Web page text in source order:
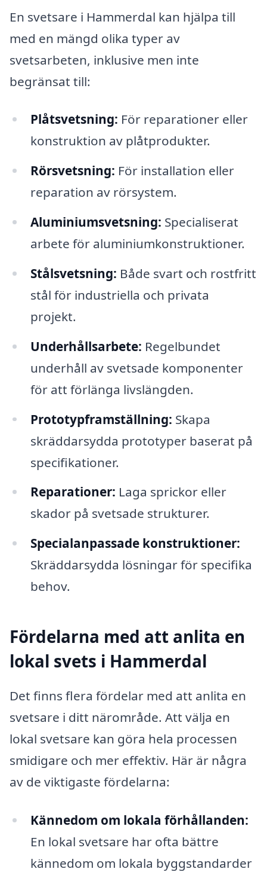
En svetsare i Hammerdal kan hjälpa till
med en mängd olika typer av
svetsarbeten, inklusive men inte
begränsat till:
Plåtsvetsning: För reparationer eller
konstruktion av plåtprodukter.
Rörsvetsning: För installation eller
reparation av rörsystem.
Aluminiumsvetsning: Specialiserat
arbete för aluminiumkonstruktioner.
Stålsvetsning: Både svart och rostfritt
stål för industriella och privata
projekt.
Underhållsarbete: Regelbundet
underhåll av svetsade komponenter
för att förlänga livslängden.
Prototypframställning: Skapa
skräddarsydda prototyper baserat på
specifikationer.
Reparationer: Laga sprickor eller
skador på svetsade strukturer.
Specialanpassade konstruktioner:
Skräddarsydda lösningar för specifika
behov.
Fördelarna med att anlita en
lokal svets i Hammerdal
Det finns flera fördelar med att anlita en
svetsare i ditt närområde. Att välja en
lokal svetsare kan göra hela processen
smidigare och mer effektiv. Här är några
av de viktigaste fördelarna:
Kännedom om lokala förhållanden:
En lokal svetsare har ofta bättre
kännedom om lokala byggstandarder